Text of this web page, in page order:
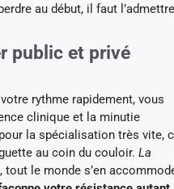
au début, il faut
public et privé
rythme rapidement, vous
clinique et la minutie
la spécialisation très vite,
au coin du couloir. La
, tout le monde s’en